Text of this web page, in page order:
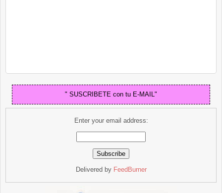
" SUSCRIBETE con tu E-MAIL"
Enter your email address:
Delivered by FeedBurner